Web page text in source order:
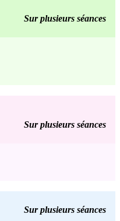
Sur plusieurs séances
Sur plusieurs séances
Sur plusieurs séances